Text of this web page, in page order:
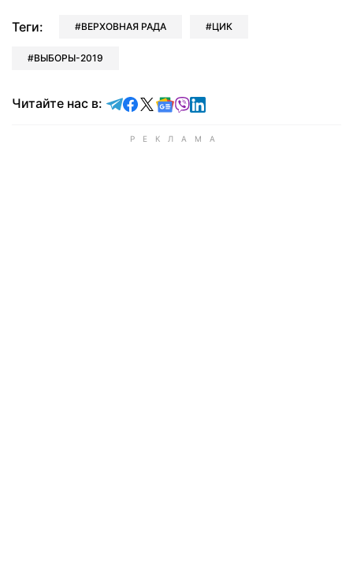
Теги: ВЕРХОВНАЯ РАДА ЦИК
ВЫБОРЫ-2019
Читайте нас в: Читайте в Telegram
Читайте в Facebook
Читайте в X
Читайте в Google news
Читайте в Viber
Читайте в LinkedIn